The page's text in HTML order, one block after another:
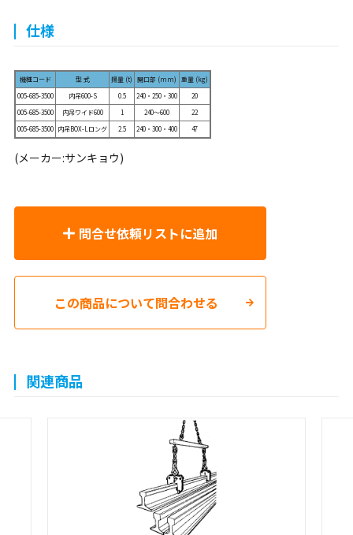
仕様
機種コード 型 式 揚量 (t) 開口部 (mm)
重量 (kg)
005-685-3500
内吊600-S 0.5 240・250・300
20
005-685-3500
内吊ワイド600 1 240～600
22
005-685-3500 内吊BOX-Lロング 2.5 240・300・400 47
(メーカー:サンキョウ)
問合せ依頼リストに追加
この商品について問合わせる
関連商品